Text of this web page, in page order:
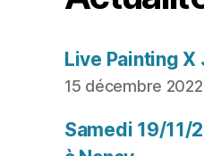
Live Painting
15 décembre 2022
Samedi 19/11/